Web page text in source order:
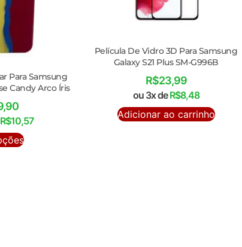
Para Samsung
Candy Arco Íris
R$10,57
Película De Vidro 3D Para Samsung
Galaxy S21 Plus SM-G996B
R$23,99
ou 3x deR$8,48
Adicionar ao carrinho